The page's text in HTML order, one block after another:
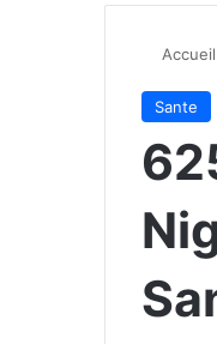
Accueil
Sante